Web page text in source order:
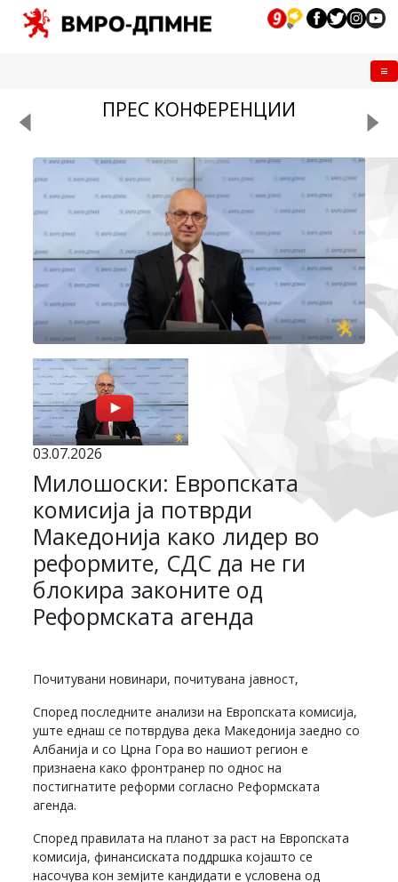
ПРЕС КОНФЕРЕНЦИИ
03.07.2026
Милошоски: Европската
комисија ја потврди
Македонија како лидер во
реформите, СДС да не ги
блокира законите од
Реформската агенда
Почитувани новинари, почитувана јавност,
Според последните анализи на Европската комисија,
уште еднаш се потврдува дека Македонија заедно со
Албанија и со Црна Гора во нашиот регион е
признаена како фронтранер по однос на
постигнатите реформи согласно Реформската
агенда.
Според правилата на планот за раст на Европската
комисија, финансиската поддршка којашто се
насочува кон земјите кандидати е условена од